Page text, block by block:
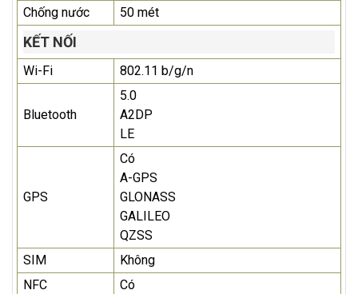
Chống nước
50 mét
KẾT NỐI
Wi-Fi 802.11 b/g/n
Bluetooth
5.0
A2DP
LE
GPS
Có
A-GPS
GLONASS
GALILEO
QZSS
SIM
Không
NFC
Có